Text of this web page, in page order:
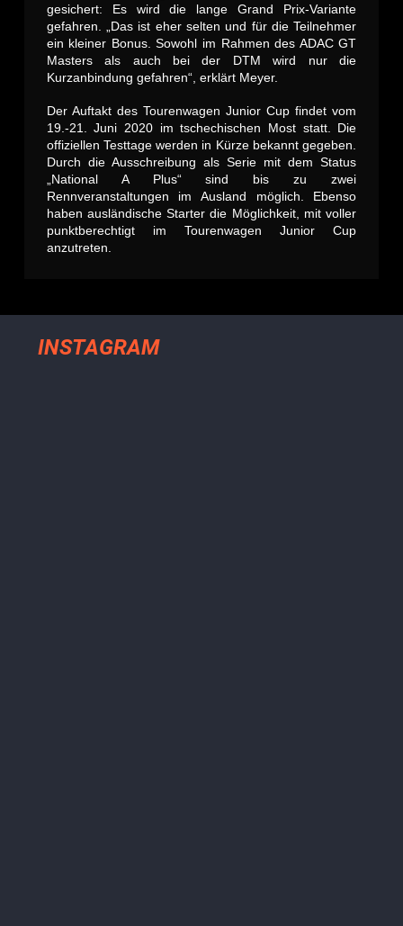
gesichert: Es wird die lange Grand Prix-Variante
gefahren. „Das ist eher selten und für die Teilnehmer
ein kleiner Bonus. Sowohl im Rahmen des ADAC GT
Masters als auch bei der DTM wird nur die
Kurzanbindung gefahren“, erklärt Meyer.
Der Auftakt des Tourenwagen Junior Cup findet vom
19.-21. Juni 2020 im tschechischen Most statt. Die
offiziellen Testtage werden in Kürze bekannt gegeben.
Durch die Ausschreibung als Serie mit dem Status
„National A Plus“ sind bis zu zwei
Rennveranstaltungen im Ausland möglich. Ebenso
haben ausländische Starter die Möglichkeit, mit voller
punktberechtigt im Tourenwagen Junior Cup
anzutreten.
INSTAGRAM